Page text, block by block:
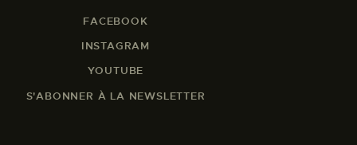
FACEBOOK
INSTAGRAM
YOUTUBE
S'ABONNER À LA NEWSLETTER